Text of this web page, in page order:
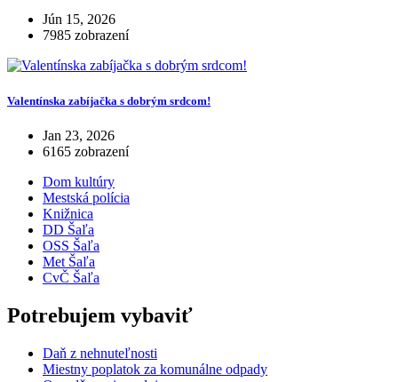
Jún 15, 2026
7985 zobrazení
Valentínska zabíjačka s dobrým srdcom!
Jan 23, 2026
6165 zobrazení
Dom kultúry
Mestská polícia
Knižnica
DD Šaľa
OSS Šaľa
Met Šaľa
CvČ Šaľa
Potrebujem vybaviť
Daň z nehnuteľnosti
Miestny poplatok za komunálne odpady